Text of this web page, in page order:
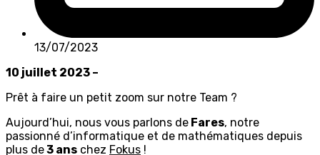
13/07/2023
10 juillet 2023 –
Prêt à faire un petit zoom sur notre Team ?
Aujourd’hui, nous vous parlons de Fares, notre
passionné d’informatique et de mathématiques depuis
plus de3 ans chez Fokus !